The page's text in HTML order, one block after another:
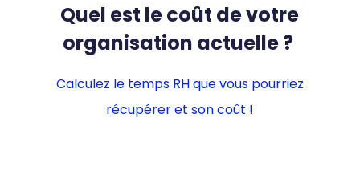
Quel est le coût de votre
organisation actuelle ?
Calculez le temps RH que vous pourriez
récupérer et son coût !